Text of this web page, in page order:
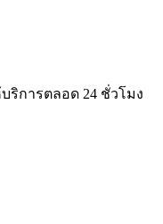
การตลอด 24 ชั่วโมง